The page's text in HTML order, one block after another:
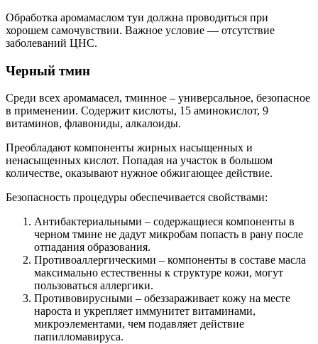
Обработка аромамаслом туи должна проводиться при
хорошем самочувствии. Важное условие — отсутствие
заболеваний ЦНС.
Черный тмин
Среди всех аромамасел, тминное – универсальное, безопасное
в применении. Содержит кислоты, 15 аминокислот, 9
витаминов, флавониды, алкалоиды.
Преобладают компоненты жирных насыщенных и
ненасыщенных кислот. Попадая на участок в большом
количестве, оказывают нужное обжигающее действие.
Безопасность процедуры обеспечивается свойствами:
Антибактериальными – содержащиеся компоненты в
черном тмине не дадут микробам попасть в рану после
отпадания образования.
Противоаллергическими – компоненты в составе масла
максимально естественны к структуре кожи, могут
пользоваться аллергики.
Противовирусными – обеззараживает кожу на месте
нароста и укрепляет иммунитет витаминами,
микроэлементами, чем подавляет действие
папилломавируса.